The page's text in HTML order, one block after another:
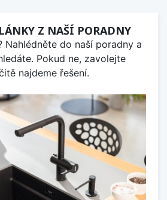
Z NAŠÍ PORADNY
Nahlédněte do naší poradny a
Pokud ne, zavolejte
najdeme řešení.